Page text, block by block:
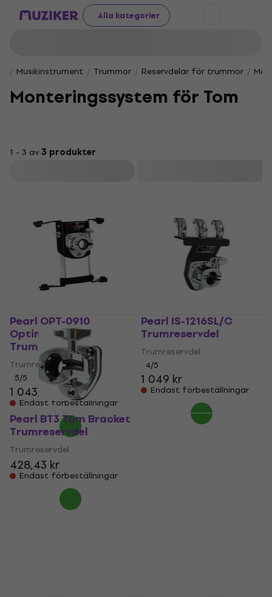
Alla kategorier
Musikinstrument Trummor Reservdelar för trummor
Monteringssystem för Tom
1 - 3 av3 produkter
Pearl OPT-0910
Optimount
Trumreservdel
Trumreservdel
5/5
1 043,62 kr
Endast förbeställningar
Pearl IS-1216SL/C
Trumreservdel
Trumreservdel
4/5
1 049 kr
Endast förbeställningar
Pearl BT3 Tom Bracket
Trumreservdel
Trumreservdel
428,43 kr
Endast förbeställningar